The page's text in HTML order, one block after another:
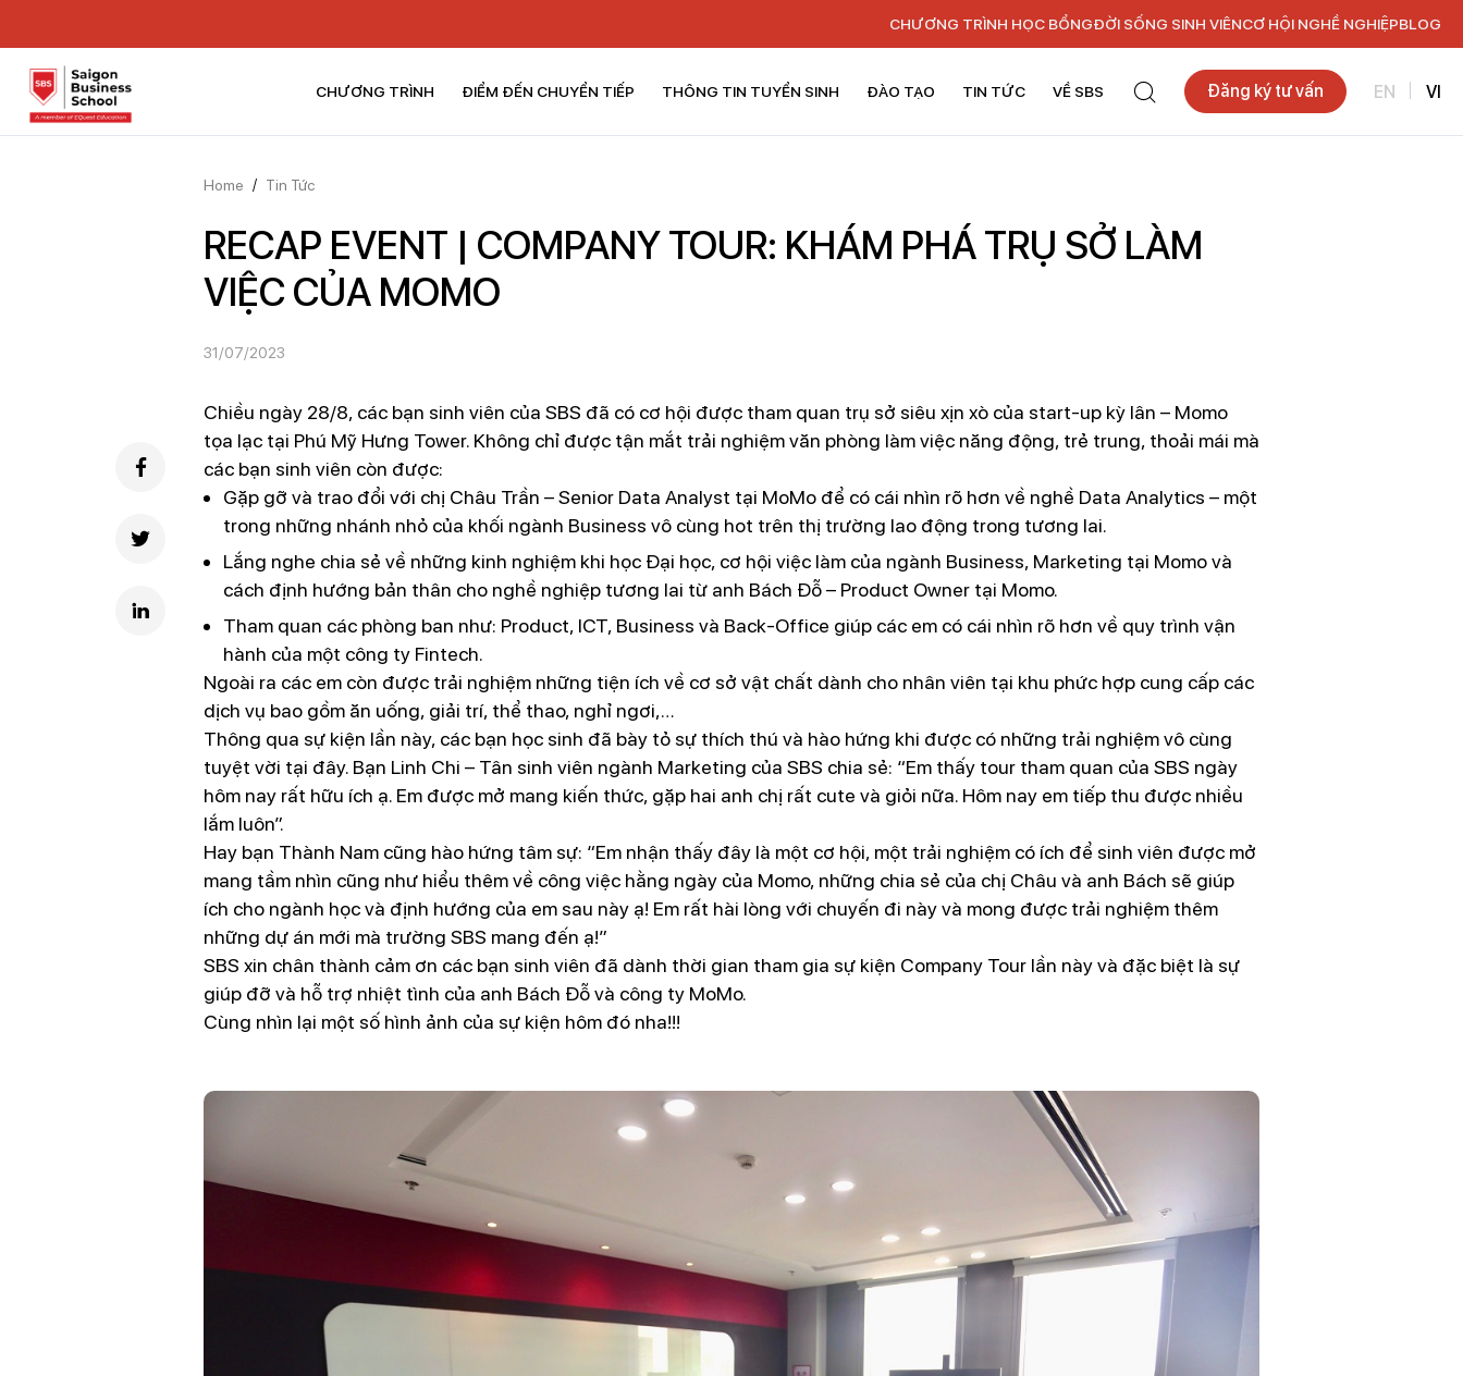
CHƯƠNG TRÌNH HỌC BỔNGĐỜI SỐNG SINH VIÊNCƠ HỘI NGHỀ NGHIỆPBLOG
CHƯƠNG TRÌNH ĐIỂM ĐẾN CHUYỂN TIẾP THÔNG TIN TUYỂN SINH ĐÀO TẠO TIN TỨC VỀ SBS Đăng ký tư vấn EN VI
Home / Tin Tức
RECAP EVENT | COMPANY TOUR: KHÁM PHÁ TRỤ SỞ LÀM
VIỆC CỦA MOMO
31/07/2023
Chiều ngày 28/8, các bạn sinh viên của SBS đã có cơ hội được tham quan trụ sở siêu xịn xò của start-up kỳ lân – Momo
tọa lạc tại Phú Mỹ Hưng Tower. Không chỉ được tận mắt trải nghiệm văn phòng làm việc năng động, trẻ trung, thoải mái mà
các bạn sinh viên còn được:
Gặp gỡ và trao đổi với chị Châu Trần – Senior Data Analyst tại MoMo để có cái nhìn rõ hơn về nghề Data Analytics – một
trong những nhánh nhỏ của khối ngành Business vô cùng hot trên thị trường lao động trong tương lai.
Lắng nghe chia sẻ về những kinh nghiệm khi học Đại học, cơ hội việc làm của ngành Business, Marketing tại Momo và
cách định hướng bản thân cho nghề nghiệp tương lai từ anh Bách Đỗ – Product Owner tại Momo.
Tham quan các phòng ban như: Product, ICT, Business và Back-Office giúp các em có cái nhìn rõ hơn về quy trình vận
hành của một công ty Fintech.
Ngoài ra các em còn được trải nghiệm những tiện ích về cơ sở vật chất dành cho nhân viên tại khu phức hợp cung cấp các
dịch vụ bao gồm ăn uống, giải trí, thể thao, nghỉ ngơi,…
Thông qua sự kiện lần này, các bạn học sinh đã bày tỏ sự thích thú và hào hứng khi được có những trải nghiệm vô cùng
tuyệt vời tại đây. Bạn Linh Chi – Tân sinh viên ngành Marketing của SBS chia sẻ: “Em thấy tour tham quan của SBS ngày
hôm nay rất hữu ích ạ. Em được mở mang kiến thức, gặp hai anh chị rất cute và giỏi nữa. Hôm nay em tiếp thu được nhiều
lắm luôn”.
Hay bạn Thành Nam cũng hào hứng tâm sự: “Em nhận thấy đây là một cơ hội, một trải nghiệm có ích để sinh viên được mở
mang tầm nhìn cũng như hiểu thêm về công việc hằng ngày của Momo, những chia sẻ của chị Châu và anh Bách sẽ giúp
ích cho ngành học và định hướng của em sau này ạ! Em rất hài lòng với chuyến đi này và mong được trải nghiệm thêm
những dự án mới mà trường SBS mang đến ạ!”
SBS xin chân thành cảm ơn các bạn sinh viên đã dành thời gian tham gia sự kiện Company Tour lần này và đặc biệt là sự
giúp đỡ và hỗ trợ nhiệt tình của anh Bách Đỗ và công ty MoMo.
Cùng nhìn lại một số hình ảnh của sự kiện hôm đó nha!!!